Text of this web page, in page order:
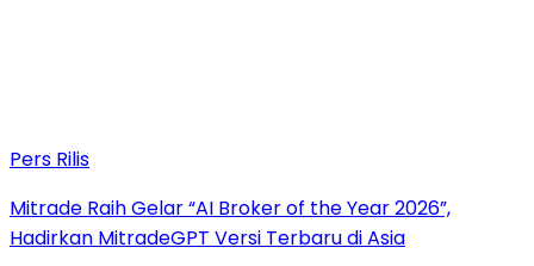
Pers Rilis
Mitrade Raih Gelar “AI Broker of the Year 2026”,
Hadirkan MitradeGPT Versi Terbaru di Asia